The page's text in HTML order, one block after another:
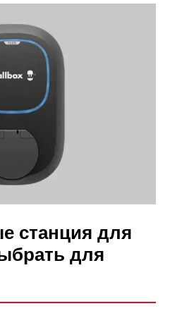
станция для
для